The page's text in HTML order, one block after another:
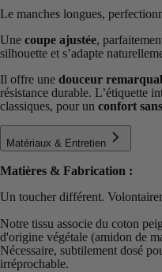
Le manches longues,
Une coupe ajustée,
silhouette et s’adapte
Il offre une douceur
résistance durable. L’étiquette
classiques, pour un confort
Matériaux & Entretien
Matières & Fabrication :
Un toucher différent.
Notre tissu associe du coton
d'origine végétale (amidon de
Nécessaire, subtilement dosé
irréprochable.